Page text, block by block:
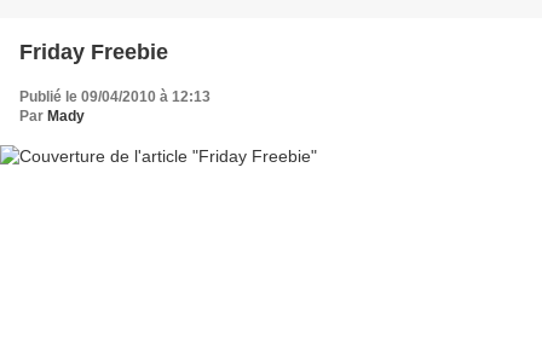
Friday Freebie
Publié le 09/04/2010 à 12:13
Par Mady